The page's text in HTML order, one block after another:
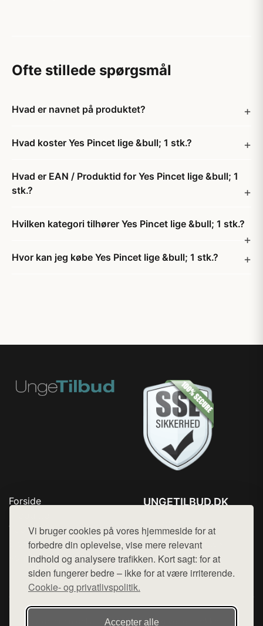
Vi bruger cookies på vores hjemmeside for at
forbedre din oplevelse, vise mere relevant
indhold og analysere trafikken. Kort sagt: for at
siden fungerer bedre – ikke for at være irriterende.
Cookie- og privatlivspolitik.
Accepter alle
Ofte stillede spørgsmål
Hvad er navnet på produktet?
Hvad koster Yes Pincet lige &bull; 1 stk.?
Hvad er EAN / Produktid for Yes Pincet lige &bull; 1
stk.?
Hvilken kategori tilhører Yes Pincet lige &bull; 1 stk.?
Hvor kan jeg købe Yes Pincet lige &bull; 1 stk.?
Forside
Top Rabatter
Blog
Kontakt
UNGETILBUD.DK
Mail: hej@want.dk
Cookie- og privatlivspolitik
Denne side er en del af want.dk, der udgiver en række